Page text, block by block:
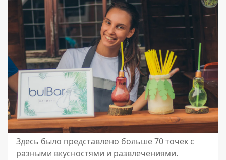
Здесь было представлено больше 70 точек с
разными вкусностями и развлечениями.